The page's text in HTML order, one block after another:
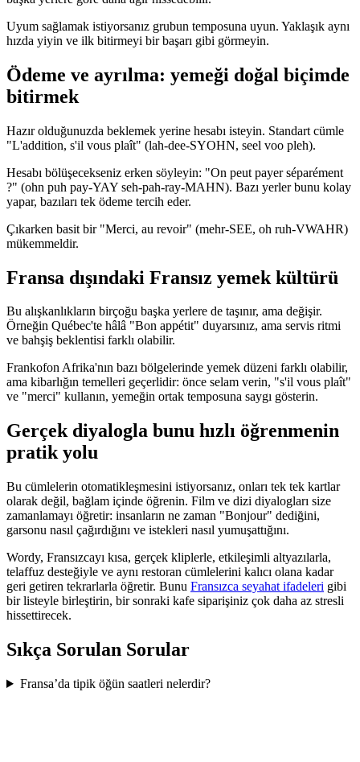
Uyum sağlamak istiyorsanız grubun temposuna uyun. Yaklaşık aynı
hızda yiyin ve ilk bitirmeyi bir başarı gibi görmeyin.
Ödeme ve ayrılma: yemeği doğal biçimde
bitirmek
Hazır olduğunuzda beklemek yerine hesabı isteyin. Standart cümle
"L'addition, s'il vous plaît" (lah-dee-SYOHN, seel voo pleh).
Hesabı bölüşecekseniz erken söyleyin: "On peut payer séparément
?" (ohn puh pay-YAY seh-pah-ray-MAHN). Bazı yerler bunu kolay
yapar, bazıları tek ödeme tercih eder.
Çıkarken basit bir "Merci, au revoir" (mehr-SEE, oh ruh-VWAHR)
mükemmeldir.
Fransa dışındaki Fransız yemek kültürü
Bu alışkanlıkların birçoğu başka yerlere de taşınır, ama değişir.
Örneğin Québec'te hâlâ "Bon appétit" duyarsınız, ama servis ritmi
ve bahşiş beklentisi farklı olabilir.
Frankofon Afrika'nın bazı bölgelerinde yemek düzeni farklı olabilir,
ama kibarlığın temelleri geçerlidir: önce selam verin, "s'il vous plaît"
ve "merci" kullanın, yemeğin ortak temposuna saygı gösterin.
Gerçek diyalogla bunu hızlı öğrenmenin
pratik yolu
Bu cümlelerin otomatikleşmesini istiyorsanız, onları tek tek kartlar
olarak değil, bağlam içinde öğrenin. Film ve dizi diyalogları size
zamanlamayı öğretir: insanların ne zaman "Bonjour" dediğini,
garsonu nasıl çağırdığını ve istekleri nasıl yumuşattığını.
Wordy, Fransızcayı kısa, gerçek kliplerle, etkileşimli altyazılarla,
telaffuz desteğiyle ve aynı restoran cümlelerini kalıcı olana kadar
geri getiren tekrarlarla öğretir. Bunu Fransızca seyahat ifadeleri gibi
bir listeyle birleştirin, bir sonraki kafe siparişiniz çok daha az stresli
hissettirecek.
Sıkça Sorulan Sorular
Fransa’da tipik öğün saatleri nelerdir?